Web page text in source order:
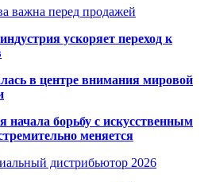
важна перед продажей
ускоряет переход к
в центре внимания мировой
начала борьбу с искусственным
меняется
дистрибьютор 2026